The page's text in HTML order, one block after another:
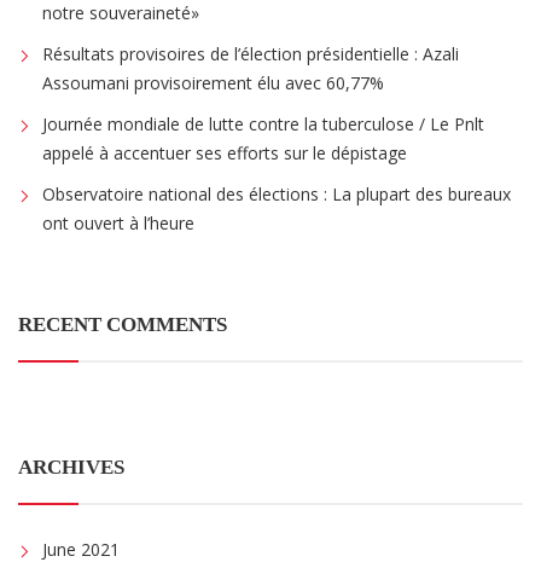
notre souveraineté»
Résultats provisoires de l’élection présidentielle : Azali
Assoumani provisoirement élu avec 60,77%
Journée mondiale de lutte contre la tuberculose / Le Pnlt
appelé à accentuer ses efforts sur le dépistage
Observatoire national des élections : La plupart des bureaux
ont ouvert à l’heure
RECENT COMMENTS
ARCHIVES
June 2021